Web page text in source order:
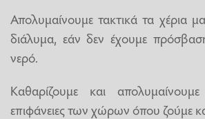
Απολυμαίνουμε τακτικά τα χέρια
διάλυμα, εάν δεν έχουμε
νερό.
Καθαρίζουμε και
επιφάνειες των χώρων όπου ζούμε